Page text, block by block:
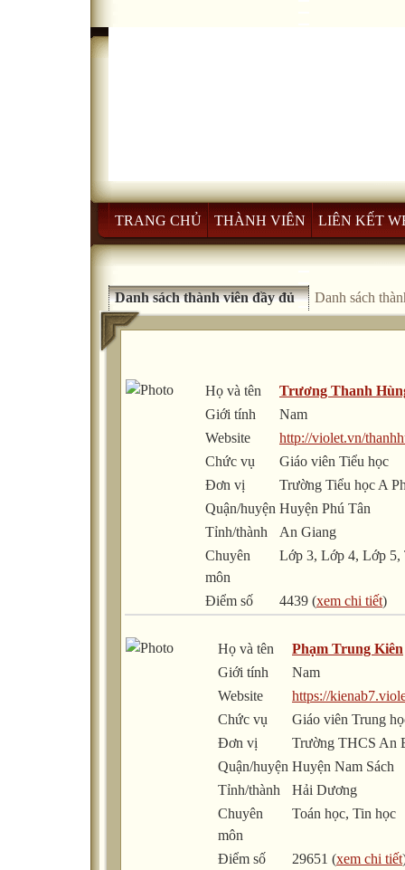
TRANG CHỦ THÀNH VIÊN LIÊN KẾT
Danh sách thành viên đầy đủ Danh sách
Họ và tên
Trương Thanh
Giới tính
Nam
Website
http://violet.vn/
Chức vụ
Giáo viên Tiểu học
Đơn vị
Trường Tiểu học A
Quận/huyện Huyện Phú Tân
Tỉnh/thành
An Giang
Chuyên
môn
Lớp 3, Lớp 4, Lớp 5,
Điểm số 4439 (xem chi tiết)
Họ và tên
Phạm Trung Kiên
Giới tính
Nam
Website
https://
Chức vụ
Giáo viên Trung
Đơn vị
Trường THCS An
Quận/huyện Huyện Nam Sách
Tỉnh/thành
Hải Dương
Chuyên
môn
Toán học, Tin học
Điểm số 29651 (xem chi tiết